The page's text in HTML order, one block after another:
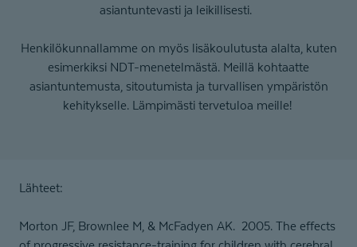
asiantuntevasti ja leikillisesti.
Henkilökunnallamme on myös lisäkoulutusta alalta, kuten
esimerkiksi NDT-menetelmästä. Meillä kohtaatte
asiantuntemusta, sitoutumista ja turvallisen ympäristön
kehitykselle. Lämpimästi tervetuloa meille!
Lähteet:
Morton JF, Brownlee M, & McFadyen AK. 2005. The effects